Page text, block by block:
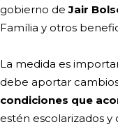
gobierno deJair
Família y otros
La medida es
debe aportar
condiciones que
estén escolarizados